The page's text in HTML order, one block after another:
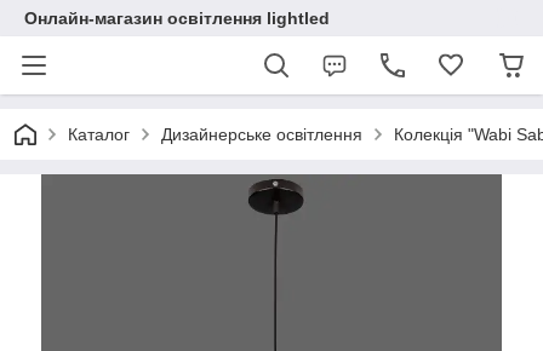
Онлайн-магазин освітлення lightled
Каталог Дизайнерське освітлення Колекція "Wabi